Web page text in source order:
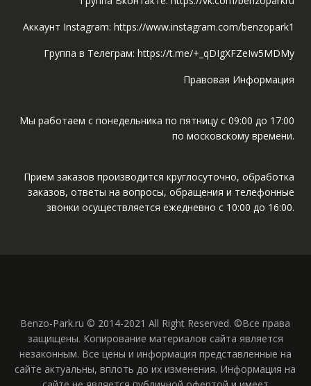
Аккаунт Instagram: https://www.instagram.com/benzopark1
Группа в Телеграм: https://t.me/+_qDIgXFZeIw5MDMy
Правовая Информация
Мы работаем с понедельника по пятницу с 09:00 до 17:00
по московскому времени.
Прием заказов производится круглосуточно, обработка
заказов, ответы на вопросы, обращения и телефонные
звонки осуществляется ежедневно с 10:00 до 16:00.
Benzo-Park.ru © 2014-2021 All Right Reserved. ©Все права
защищены. Копирование материалов сайта является
незаконным. Все цены и информация представленные на
сайте актуальны, вплоть до их изменения. Информация на